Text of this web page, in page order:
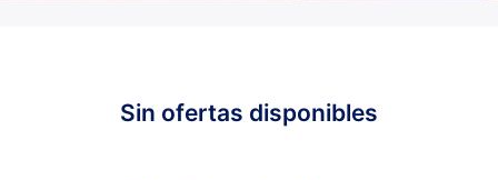
Sin ofertas disponibles